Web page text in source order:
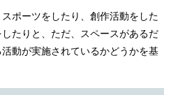
ポーツをしたり、創作活動をした
たりと、ただ、スペースがあるだ
動が実施されているかどうかを基